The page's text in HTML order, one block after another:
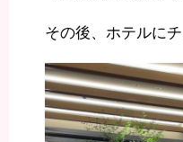
その後、ホテルに